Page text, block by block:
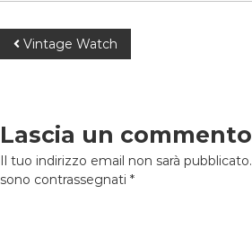
Vintage Watch
Lascia un commento
Il tuo indirizzo email non sarà pubblicato.
sono contrassegnati *